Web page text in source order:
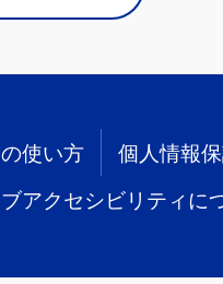
使い方 個人情報
アクセシビリティに